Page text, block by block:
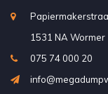
1531 NA Wormer
075 74 000 20